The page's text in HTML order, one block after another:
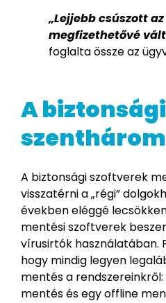
„Lejjebb csúszott
megfizethetővé
foglalta össze az
A
A biztonsági szoftverek
visszatérni a „régi”
években eléggé
mentési szoftverek
vírusirtók használatában.
hogy mindig legyen
mentés a
mentés és egy offline